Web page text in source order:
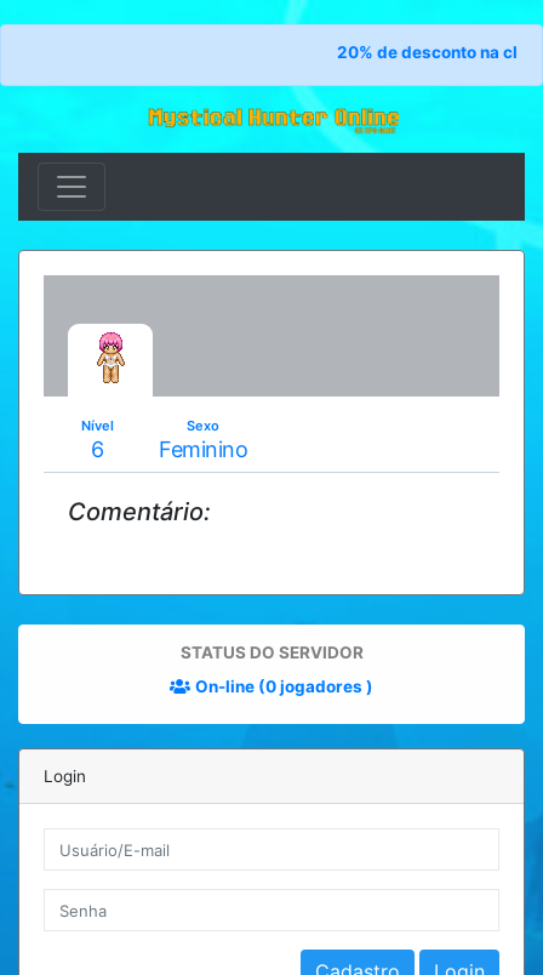
20% de desconto na
Nível
6
Sexo
Feminino
Comentário:
STATUS DO SERVIDOR
On-line (0 jogadores )
Login